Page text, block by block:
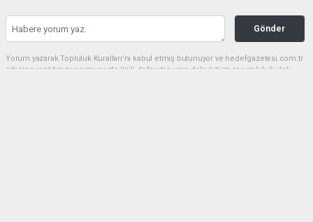
Gönder
Yorum yazarak Topluluk Kuralları’nı kabul etmiş bulunuyor ve hedefgazetesi.com.tr
sitesine yaptığınız yorumunuzla ilgili doğrudan veya dolaylı tüm sorumluluğu tek